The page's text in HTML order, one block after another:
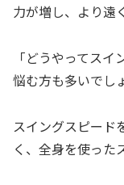
力が増し、より遠
「どうやってス
悩む方も多いでし
スイングスピード
く、全身を使った